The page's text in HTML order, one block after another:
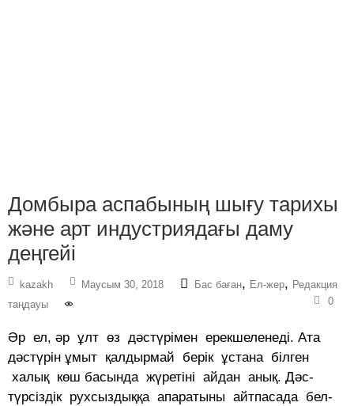
Домбыра аспабының шығу тарихы
және арт индустриядағы даму
деңгейі
kazakh Маусым 30, 2018 Бас баған, Ел-жер, Редакция
таңдауы
0
Әр ел, әр ұлт өз дәстүрімен ерек­ше­ле­неді. Ата
дәстүрін ұмыт қал­дырмай берік ұстана білген
халық көш басында жүретіні айдан анық. Дәс­
түрсіздік рухсыздыққа апаратыны айтпасада бел­